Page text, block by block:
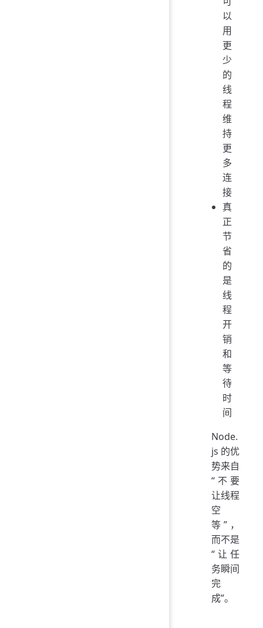
以
用
更
少
的
线
程
维
持
更
多
连
接
真
正
节
省
的
是
线
程
开
销
和
等
待
时
间
Node.
js 的优
势来自
“不要
让线程
空
等”，
而不是
“让任
务瞬间
完
成”。